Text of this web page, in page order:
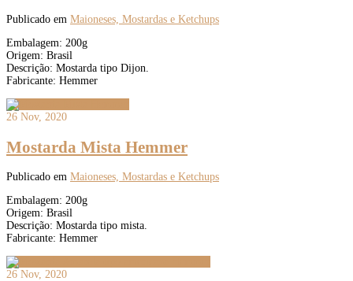
Publicado em Maioneses, Mostardas e Ketchups
Embalagem: 200g
Origem: Brasil
Descrição: Mostarda tipo Dijon.
Fabricante: Hemmer
26 Nov, 2020
Mostarda Mista Hemmer
Publicado em Maioneses, Mostardas e Ketchups
Embalagem: 200g
Origem: Brasil
Descrição: Mostarda tipo mista.
Fabricante: Hemmer
26 Nov, 2020